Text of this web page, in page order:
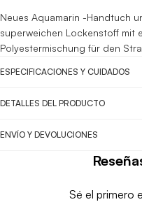
Neues Aquamarin -Handtuch
superweichen Lockenstoff mit
Polyestermischung für den
ESPECIFICACIONES Y CUIDADOS
DETALLES DEL PRODUCTO
ENVÍO Y DEVOLUCIONES
Sé el primero